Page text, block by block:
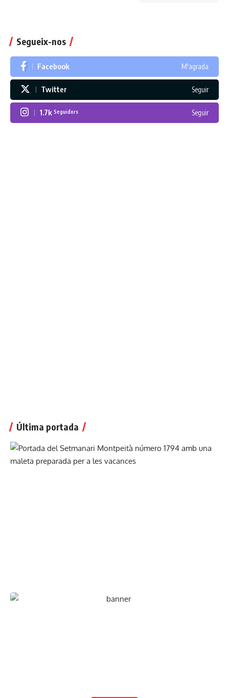
Segueix-nos
Facebook M'agrada
Twitter Seguir
1.7k Seguidors Seguir
Última portada